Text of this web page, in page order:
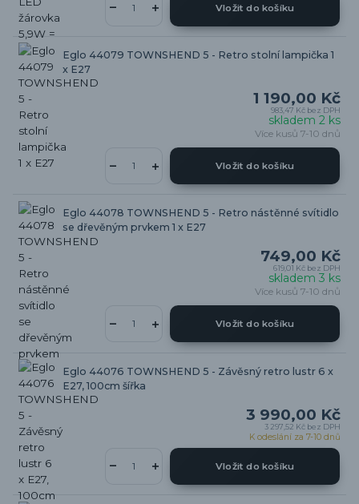
Vložit do košíku
Eglo 44079 TOWNSHEND 5 - Retro stolní lampička 1
x E27
1 190,00 Kč
983,47 Kč bez DPH
skladem 2 ks
Více kusů 7-10 dnů
Vložit do košíku
Eglo 44078 TOWNSHEND 5 - Retro nástěnné svítidlo
se dřevěným prvkem 1 x E27
749,00 Kč
619,01 Kč bez DPH
skladem 3 ks
Více kusů 7-10 dnů
Vložit do košíku
Eglo 44076 TOWNSHEND 5 - Závěsný retro lustr 6 x
E27, 100cm šířka
3 990,00 Kč
3 297,52 Kč bez DPH
K odeslání za 7-10 dnů
Vložit do košíku